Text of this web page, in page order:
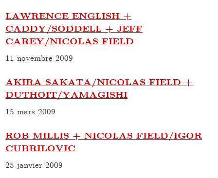
LAWRENCE ENGLISH +
CADDY/SODDELL + JEFF
CAREY/NICOLAS FIELD
11 novembre 2009
AKIRA SAKATA/NICOLAS FIELD +
DUTHOIT/YAMAGISHI
15 mars 2009
ROB MILLIS + NICOLAS FIELD/IGOR
CUBRILOVIC
25 janvier 2009